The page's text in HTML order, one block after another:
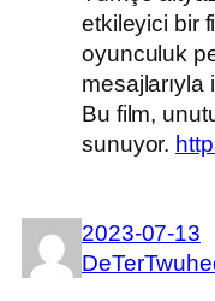
etkileyici bir
oyunculuk
mesajlarıyla
Bu film,
sunuyor.
2023-07-13